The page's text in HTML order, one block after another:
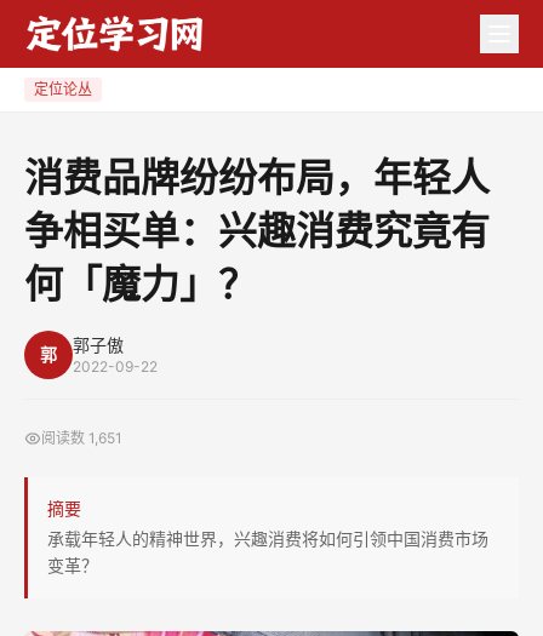
局，
定位论丛
消费品牌纷纷布局，年轻人
争相买单：兴趣消费究竟有
何「魔力」？
郭 郭子傲
2022-09-22
阅读数 1,651
摘要
承载年轻人的精神世界，兴趣消费将如何引领中国消费市场
变革？